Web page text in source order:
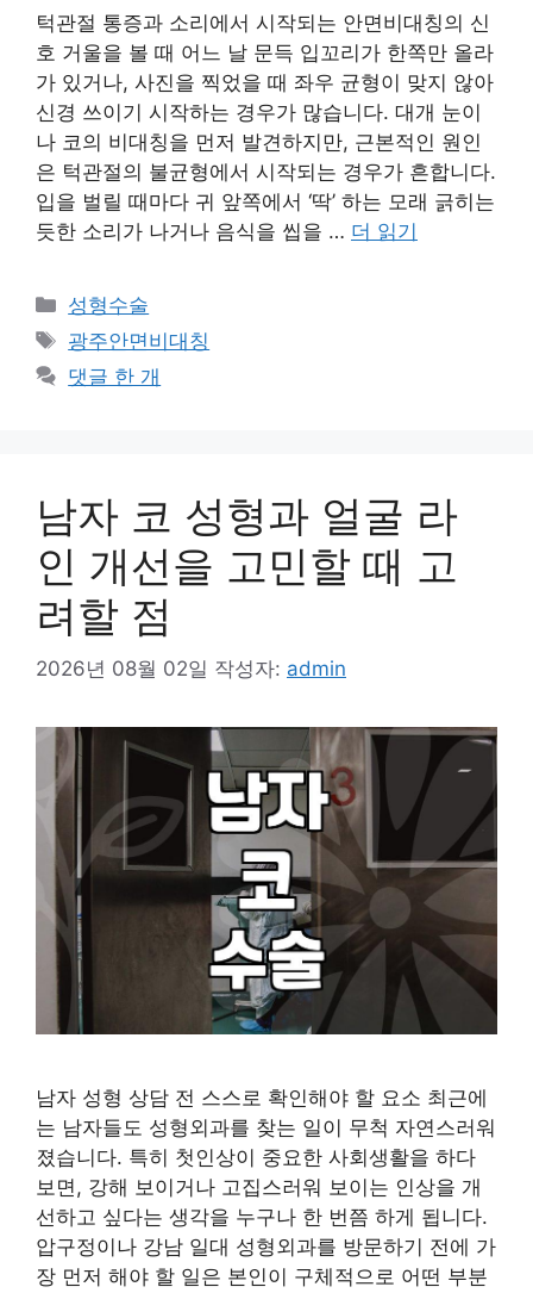
턱관절 통증과 소리에서 시작되는 안면비대칭의 신
호 거울을 볼 때 어느 날 문득 입꼬리가 한쪽만 올라
가 있거나, 사진을 찍었을 때 좌우 균형이 맞지 않아
신경 쓰이기 시작하는 경우가 많습니다. 대개 눈이
나 코의 비대칭을 먼저 발견하지만, 근본적인 원인
은 턱관절의 불균형에서 시작되는 경우가 흔합니다.
입을 벌릴 때마다 귀 앞쪽에서 ‘딱’ 하는 모래 긁히는
듯한 소리가 나거나 음식을 씹을 … 더 읽기
카
테
리
성형수술
태
그
광주안면비대칭
댓글 한 개
남자 코 성형과 얼굴 라
인 개선을 고민할 때 고
려할 점
2026년 08월 02일 작성자: admin
남자 성형 상담 전 스스로 확인해야 할 요소 최근에
는 남자들도 성형외과를 찾는 일이 무척 자연스러워
졌습니다. 특히 첫인상이 중요한 사회생활을 하다
보면, 강해 보이거나 고집스러워 보이는 인상을 개
선하고 싶다는 생각을 누구나 한 번쯤 하게 됩니다.
압구정이나 강남 일대 성형외과를 방문하기 전에 가
장 먼저 해야 할 일은 본인이 구체적으로 어떤 부분